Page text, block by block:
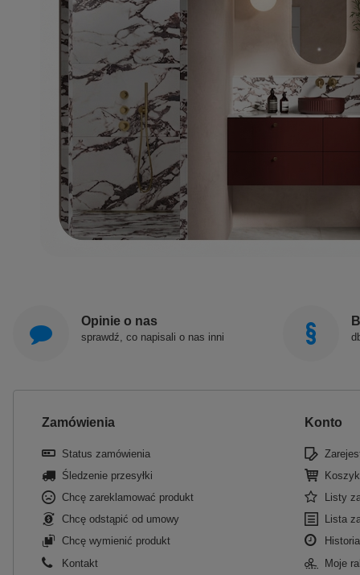
Opinie o nas
sprawdź, co napisali o nas inni
Zamówienia
Status zamówienia
Śledzenie przesyłki
Chcę zareklamować produkt
Chcę odstąpić od umowy
Chcę wymienić produkt
Kontakt
Konto
Koszyk
Listy
Lista
Moje